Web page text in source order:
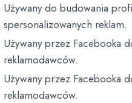
Używany do budowania
spersonalizowanych reklam.
Używany przez Facebooka
reklamodawców.
Używany przez Facebooka
reklamodawców.